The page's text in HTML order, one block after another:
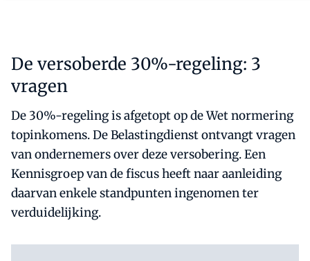
De versoberde 30%-regeling: 3
vragen
De 30%-regeling is afgetopt op de Wet normering
topinkomens. De Belastingdienst ontvangt vragen
van ondernemers over deze versobering. Een
Kennisgroep van de fiscus heeft naar aanleiding
daarvan enkele standpunten ingenomen ter
verduidelijking.